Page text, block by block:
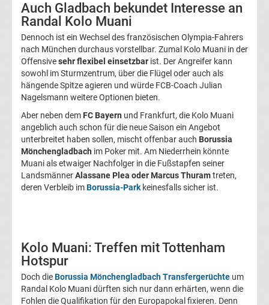
Saarbrücken
Transfergerüchte
1.
Union
Berlin
FSV
Mainz
Auch Gladbach bekundet Interesse an
Randal Kolo Muani
Dennoch ist ein Wechsel des französischen Olympia-Fahrers
nach München durchaus vorstellbar. Zumal Kolo Muani in der
Offensivesehr flexibel einsetzbar ist. Der Angreifer kann
sowohl im Sturmzentrum, über die Flügel oder auch als
hängende Spitze agieren und würde FCB-Coach Julian
Nagelsmann weitere Optionen bieten.
Aber neben dem FC Bayern und Frankfurt, die Kolo Muani
angeblich auch schon für die neue Saison ein Angebot
unterbreitet haben sollen, mischt offenbar auch Borussia
Mönchengladbach im Poker mit. Am Niederrhein könnte
Muani als etwaiger Nachfolger in die Fußstapfen seiner
LandsmännerAlassane Plea oder Marcus Thuramtreten,
deren Verbleib imBorussia-Park keinesfalls sicher ist.
Kolo Muani: Treffen mit Tottenham
Hotspur
Doch dieBorussia Mönchengladbach Transfergerüchte um
Randal Kolo Muani dürften sich nur dann erhärten, wenn die
Fohlen die Qualifikation für den Europapokal fixieren. Denn